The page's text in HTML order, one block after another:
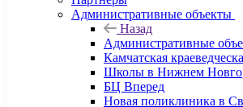
Административные объекты
Назад
Административные
Камчатская
Школы в Нижнем
БЦ Вперед
Новая поликлиника в